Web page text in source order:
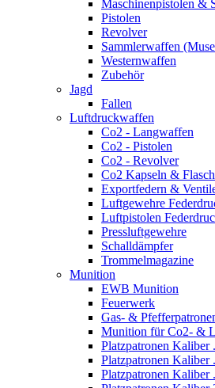
Maschinenpistolen &
Pistolen
Revolver
Sammlerwaffen
Westernwaffen
Zubehör
Jagd
Fallen
Luftdruckwaffen
Co2 - Langwaffen
Co2 - Pistolen
Co2 - Revolver
Co2 Kapseln &
Exportfedern &
Luftgewehre
Luftpistolen
Pressluftgewehre
Schalldämpfer
Trommelmagazine
Munition
EWB Munition
Feuerwerk
Gas- &
Munition für Co2- &
Platzpatronen Kaliber
Platzpatronen Kaliber
Platzpatronen Kaliber